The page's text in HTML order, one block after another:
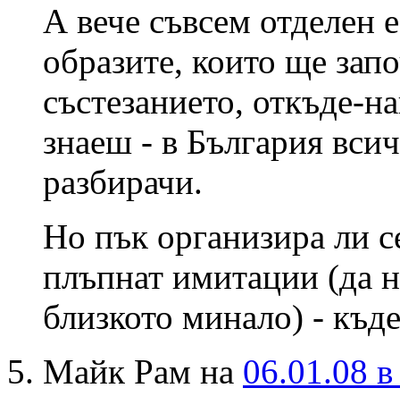
А вече съвсем отделен
образите, които ще
състезанието, откъде-
знаеш - в България
разбирачи.
Но пък организира ли
плъпнат имитации (да
близкото минало) -
Майк Рам на 06.01.08